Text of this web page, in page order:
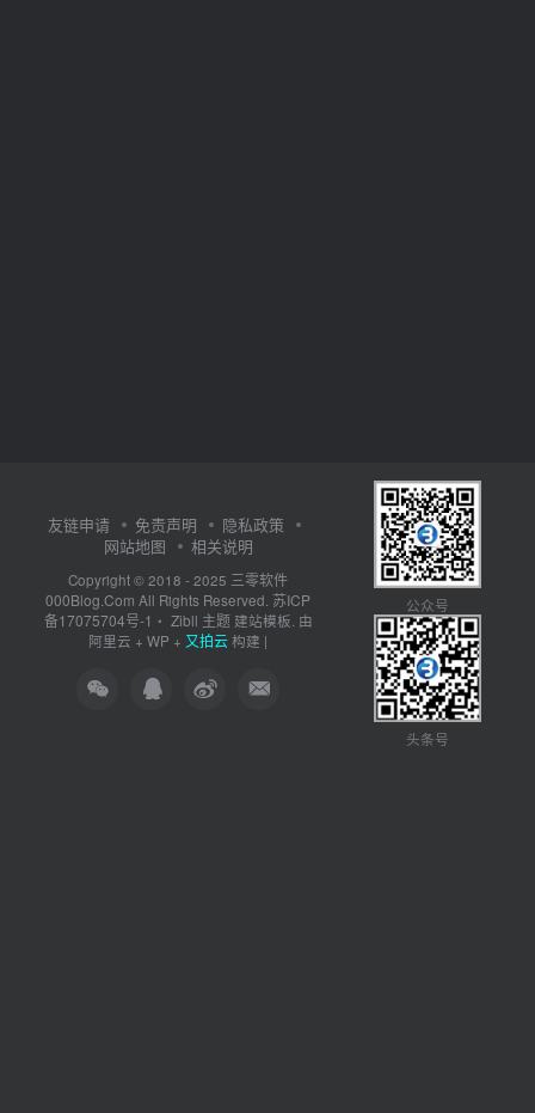
友链申请 免责声明
隐私政策
网站地图
相关说明
Copyright © 2018 - 2025 三零软件
000Blog.Com All Rights Reserved. 苏ICP
备17075704号-1 ・ Zibll 主题建站模板. 由
阿里云 + WP + 又拍云构建 |
公众号
头条号